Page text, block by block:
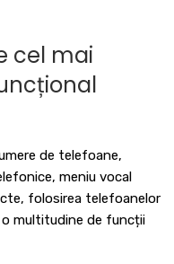
cel mai
de telefoane,
meniu vocal
folosirea telefoanelor
o multitudine de funcții